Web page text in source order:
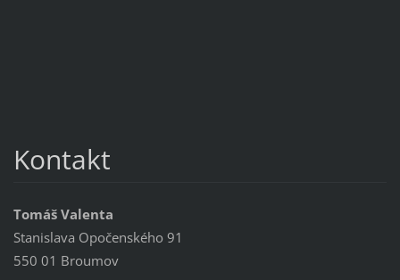
Kontakt
Tomáš Valenta
Stanislava Opočenského 91
550 01 Broumov